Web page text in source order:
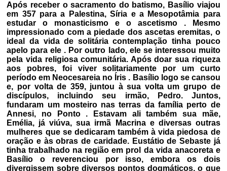
Após receber o sacramento do batismo, Basílio viajou
em 357 para a Palestina, Síria e a Mesopotâmia para
estudar o monasticismo e o ascetismo . Mesmo
impressionado com a piedade dos ascetas eremitas, o
ideal da vida de solitária contemplação tinha pouco
apelo para ele . Por outro lado, ele se interessou muito
pela vida religiosa comunitária. Após doar sua riqueza
aos pobres, foi viver solitariamente por um curto
período em Neocesareia no Íris . Basílio logo se cansou
e, por volta de 359, juntou à sua volta um grupo de
discípulos, incluindo seu irmão, Pedro. Juntos,
fundaram um mosteiro nas terras da família perto de
Annesi, no Ponto . Estavam ali também sua mãe,
Emélia, já viúva, sua irmã Macrina e diversas outras
mulheres que se dedicaram também à vida piedosa de
oração e às obras de caridade. Eustátio de Sebaste já
tinha trabalhado na região em prol da vida anacoreta e
Basílio o reverenciou por isso, embora os dois
divergissem sobre diversos pontos dogmáticos, o que